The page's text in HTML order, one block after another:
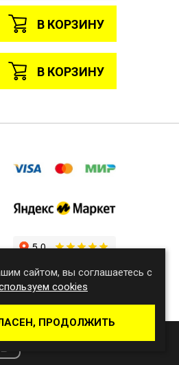
В КОРЗИНУ
В КОРЗИНУ
сайтом, вы соглашаетесь с
cookies
ПРОДОЛЖИТЬ